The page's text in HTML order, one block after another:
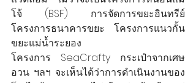
โจ้ (BSF) การจัดการขยะอินทรีย์
โครงการธนาคารขยะ โครงการแนวกั้น
ขยะแม่น้ำระยอง
โครงการ SeaCrafty กระเป๋าจากเศษ
อวน ฯลฯ จะเห็นได้ว่าการดำเนินงานของ